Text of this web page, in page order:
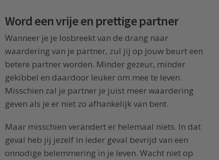
Word een vrije en prettige partner
Wanneer je je losbreekt van de drang naar
waardering van je partner, zul jij op jouw beurt een
betere partner worden. Minder gezeur, minder
gekibbel en daardoor leuker om mee te leven.
Misschien zal je partner je juist meer waardering
geven als je er niet zo afhankelijk van bent.
Maar misschien verandert er helemaal niets. In dat
geval heb jij jezelf in ieder geval bevrijd van een
onnodige belemmering in je leven. Wacht niet op